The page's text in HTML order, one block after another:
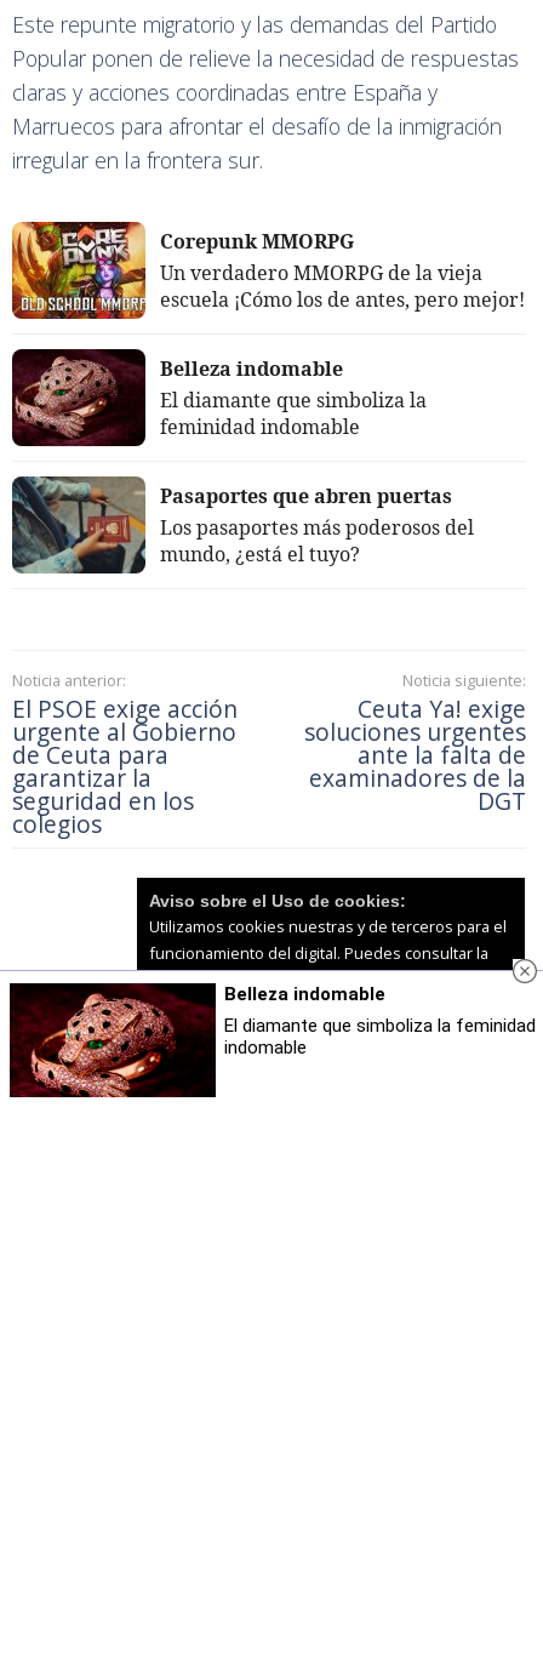
Este repunte migratorio y las demandas del Partido
Popular ponen de relieve la necesidad de respuestas
claras y acciones coordinadas entre España y
Marruecos para afrontar el desafío de la inmigración
irregular en la frontera sur.
Corepunk MMORPG
Un verdadero MMORPG de la vieja
escuela ¡Cómo los de antes, pero mejor!
Belleza indomable
El diamante que simboliza la
feminidad indomable
Pasaportes que abren puertas
Los pasaportes más poderosos del
mundo, ¿está el tuyo?
Noticia anterior:
El PSOE exige acción
urgente al Gobierno
de Ceuta para
garantizar la
seguridad en los
colegios
Noticia siguiente:
Ceuta Ya! exige
soluciones urgentes
ante la falta de
examinadores de la
DGT
Comentarios como usuario
Todavía no hay comentarios
Belleza indomable
El diamante que simboliza la feminidad
indomable
Aviso sobre el Uso de cookies:
Utilizamos cookies nuestras y de terceros para el
funcionamiento del digital. Puedes consultar la
lista de cookies y como desconectarlas.
nuestra Política de Privacidad y Cookies
Aceptar Cookies